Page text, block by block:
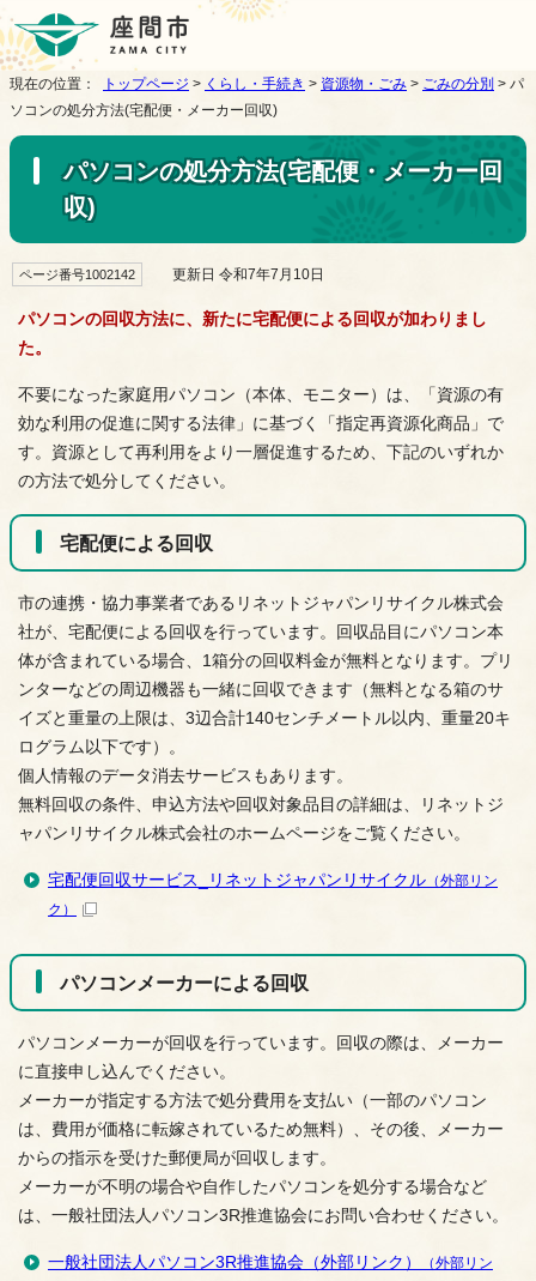
現在の位置： トップページ > くらし・手続き > 資源物・ごみ > ごみの分別 > パ
ソコンの処分方法(宅配便・メーカー回収)
パソコンの処分方法(宅配便・メーカー回
収)
ページ番号1002142 更新日 令和7年7月10日
パソコンの回収方法に、新たに宅配便による回収が加わりまし
た。
不要になった家庭用パソコン（本体、モニター）は、「資源の有
効な利用の促進に関する法律」に基づく「指定再資源化商品」で
す。資源として再利用をより一層促進するため、下記のいずれか
の方法で処分してください。
宅配便による回収
市の連携・協力事業者であるリネットジャパンリサイクル株式会
社が、宅配便による回収を行っています。回収品目にパソコン本
体が含まれている場合、1箱分の回収料金が無料となります。プリ
ンターなどの周辺機器も一緒に回収できます（無料となる箱のサ
イズと重量の上限は、3辺合計140センチメートル以内、重量20キ
ログラム以下です）。
個人情報のデータ消去サービスもあります。
無料回収の条件、申込方法や回収対象品目の詳細は、リネットジ
ャパンリサイクル株式会社のホームページをご覧ください。
宅配便回収サービス_リネットジャパンリサイクル （外部リン
ク）
パソコンメーカーによる回収
パソコンメーカーが回収を行っています。回収の際は、メーカー
に直接申し込んでください。
メーカーが指定する方法で処分費用を支払い（一部のパソコン
は、費用が価格に転嫁されているため無料）、その後、メーカー
からの指示を受けた郵便局が回収します。
メーカーが不明の場合や自作したパソコンを処分する場合など
は、一般社団法人パソコン3R推進協会にお問い合わせください。
一般社団法人パソコン3R推進協会（外部リンク）
（外部リン